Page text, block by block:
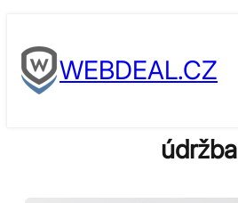
to
contentWEBDEAL.CZ
údržba